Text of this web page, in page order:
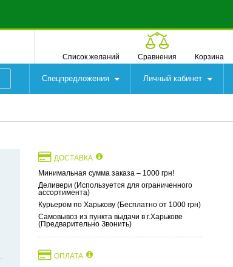
Список желаний Сравнения Корзина
Спецпредложения Личный кабинет
ДОСТАВКА
Минимальная сумма заказа – 1000 грн!
Деливери (Используется для ограниченного
ассортимента)
Курьером по Харькову (Бесплатно от 1000 грн)
Самовывоз из пункта выдачи в г.Харькове
(Предварительно Звонить)
ОПЛАТА